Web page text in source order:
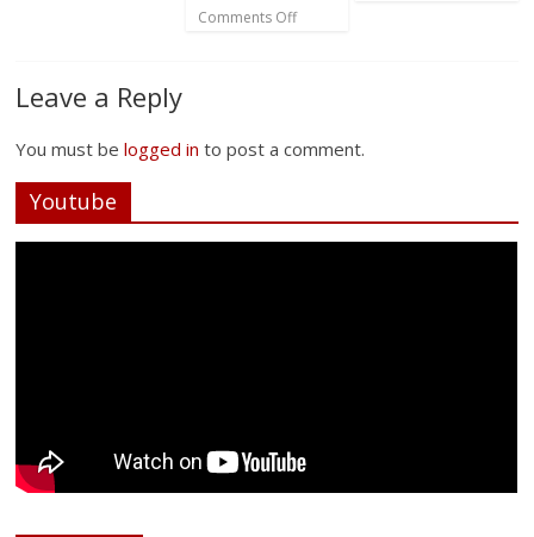
Comments Off
Leave a Reply
You must belogged in to post a comment.
Youtube